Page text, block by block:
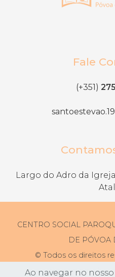
Fale
(+351)
Largo do Adro da
CENTRO SOCIAL
DE PÓVOA
© Todos os direitos
Privacidade|
Ao navegar no nosso